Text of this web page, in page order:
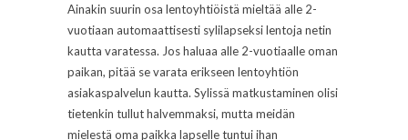
Ainakin suurin osa lentoyhtiöistä mieltää alle 2-
vuotiaan automaattisesti sylilapseksi lentoja netin
kautta varatessa. Jos haluaa alle 2-vuotiaalle oman
paikan, pitää se varata erikseen lentoyhtiön
asiakaspalvelun kautta. Sylissä matkustaminen olisi
tietenkin tullut halvemmaksi, mutta meidän
mielestä oma paikka lapselle tuntui ihan